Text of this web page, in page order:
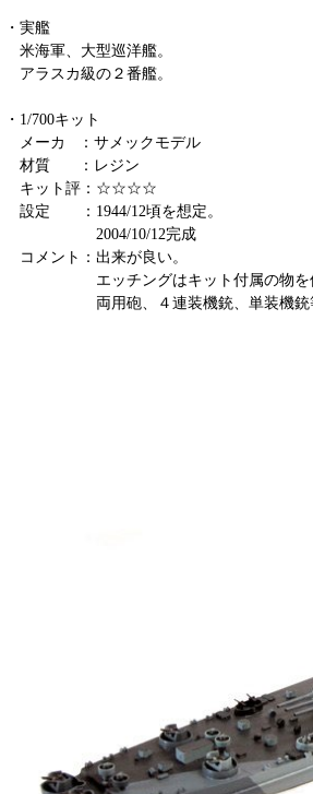
・実艦
米海軍、大型巡洋艦。
アラスカ級の２番艦。
・1/700キット
メーカ ：サメックモデル
材質 ：レジン
キット評：☆☆☆☆
設定 ：1944/12頃を想定。
2004/10/12完成
コメント：出来が良い。
エッチングはキット付属の物を使
両用砲、４連装機銃、単装機銃等は